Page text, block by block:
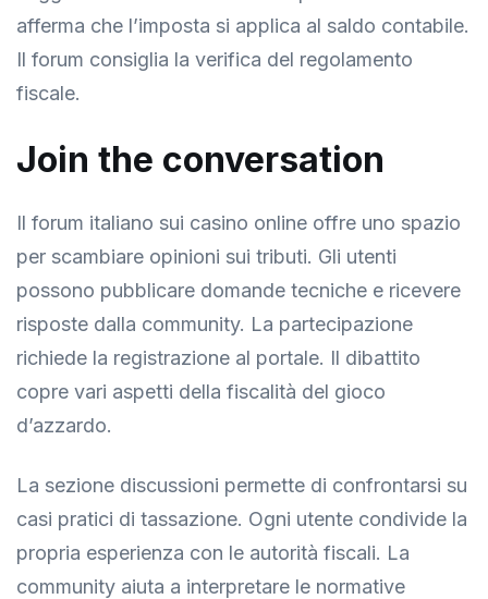
afferma che l’imposta si applica al saldo contabile.
Il forum consiglia la verifica del regolamento
fiscale.
Join the conversation
Il forum italiano sui casino online offre uno spazio
per scambiare opinioni sui tributi. Gli utenti
possono pubblicare domande tecniche e ricevere
risposte dalla community. La partecipazione
richiede la registrazione al portale. Il dibattito
copre vari aspetti della fiscalità del gioco
d’azzardo.
La sezione discussioni permette di confrontarsi su
casi pratici di tassazione. Ogni utente condivide la
propria esperienza con le autorità fiscali. La
community aiuta a interpretare le normative